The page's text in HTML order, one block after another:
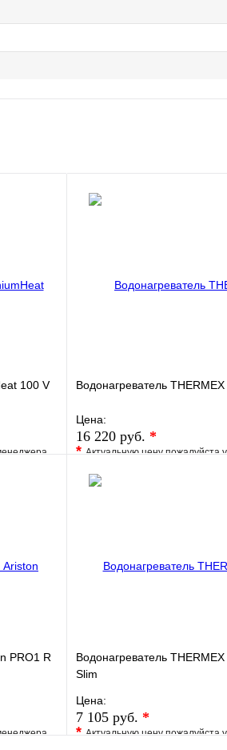
100 V Водонагреватель
Цена:
16 220 руб. *
*Актуальную цену пожалуйста
В избранное
PRO1 R
Водонагреватель
Slim
Цена:
7 105 руб. *
*Актуальную цену пожалуйста